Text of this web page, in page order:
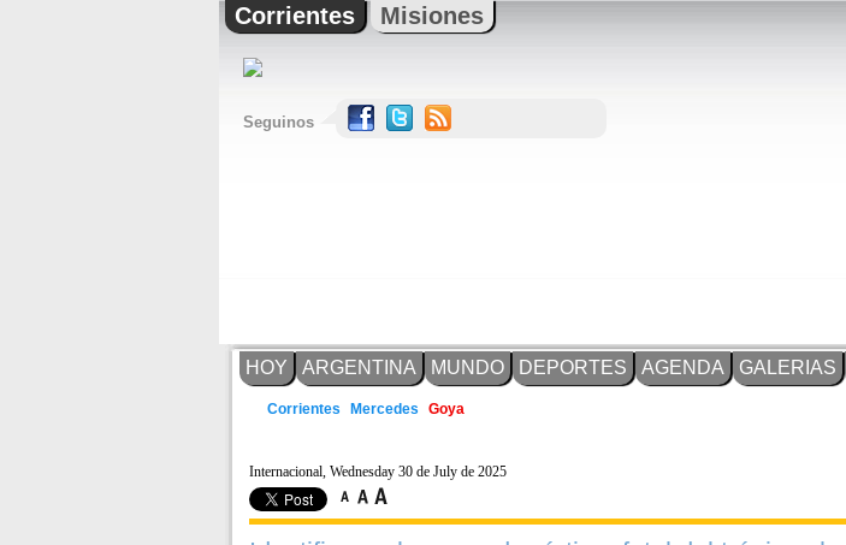
Corrientes Misiones
Seguinos
HOY ARGENTINA MUNDO DEPORTES AGENDA GALERIAS
Corrientes Mercedes Goya
Internacional, Wednesday 30 de July de 2025